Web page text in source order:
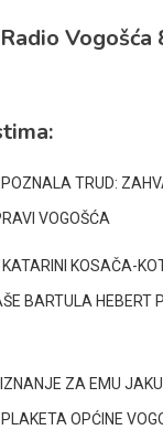
Vogošća
TRUD:
VOGOŠĆA
KATARINI KOSAČA-
BARTULA HEBERT
ZA EMU
OPĆINE